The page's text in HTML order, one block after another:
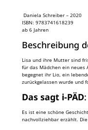
Daniela Schreiber – 2020
ISBN: 9783741618239
ab 6 Jahren
Beschreibung
Lisa und ihre Mutter sind
für das Mädchen ein neues
begegnet ihr Lio, ein
zurückgelassen wurde und
Das sagt i-PÄD:
Es ist eine schöne
nachvollziehbar erzählt.